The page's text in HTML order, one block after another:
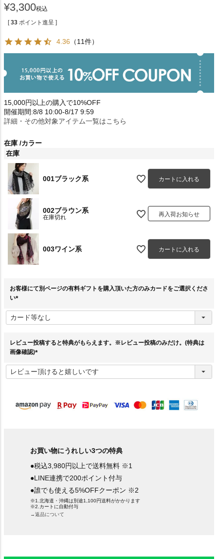
¥3,300税込
[ 33 ポイント進呈 ]
4.36 （11件）
15,000円以上の購入で10%OFF
開催期間:8/8 10:00-8/17 9:59
詳細・その他対象アイテム一覧はこちら
在庫 カラー
在庫
001ブラック系 カートに入れる
002ブラウン系
在庫切れ 再入荷お知らせ
003ワイン系 カートに入れる
お客様にて別ページの有料ギフトを購入頂いた方のみカードをご選択くださ
い
必
須
レビュー投稿すると特典がもらえます。※レビュー投稿のみだけ。(特典は
画像確認)
必
須
お買い物にうれしい3つの特典
●税込3,980円以上で送料無料 ※1
●LINE連携で200ポイント付与
●誰でも使える5%OFFクーポン ※2
※1.北海道・沖縄は別途1,100円送料がかかります
※2.カートに自動付与
→返品について